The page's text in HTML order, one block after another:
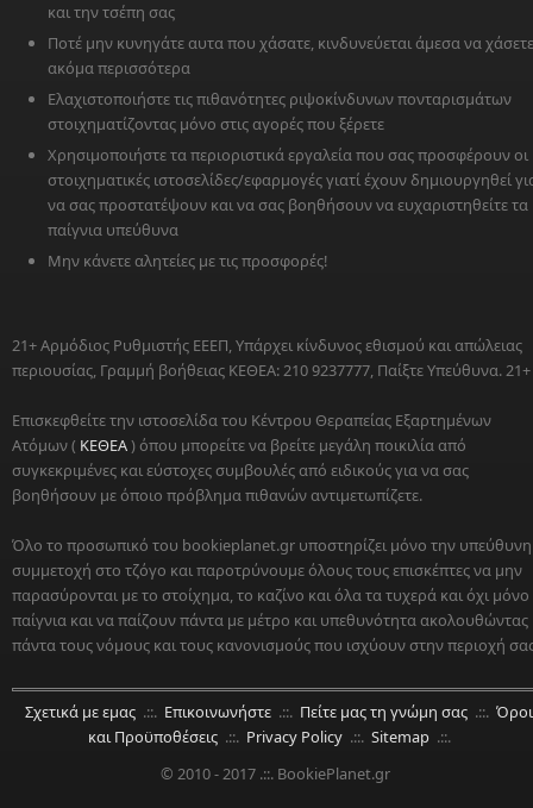
και την τσέπη σας
Ποτέ μην κυνηγάτε αυτα που χάσατε, κινδυνεύεται άμεσα να χάσετε
ακόμα περισσότερα
Ελαχιστοποιήστε τις πιθανότητες ριψοκίνδυνων πονταρισμάτων
στοιχηματίζοντας μόνο στις αγορές που ξέρετε
Χρησιμοποιήστε τα περιοριστικά εργαλεία που σας προσφέρουν οι
στοιχηματικές ιστοσελίδες/εφαρμογές γιατί έχουν δημιουργηθεί
να σας προστατέψουν και να σας βοηθήσουν να ευχαριστηθείτε τα
παίγνια υπεύθυνα
Μην κάνετε αλητείες με τις προσφορές!
21+ Αρμόδιος Ρυθμιστής ΕΕΕΠ, Υπάρχει κίνδυνος εθισμού και απώλειας
περιουσίας, Γραμμή βοήθειας ΚΕΘΕΑ: 210 9237777, Παίξτε Υπεύθυνα. 21+
Επισκεφθείτε την ιστοσελίδα του Κέντρου Θεραπείας Εξαρτημένων
Ατόμων ( ΚΕΘΕΑ) όπου μπορείτε να βρείτε μεγάλη ποικιλία από
συγκεκριμένες και εύστοχες συμβουλές από ειδικούς για να σας
βοηθήσουν με όποιο πρόβλημα πιθανών αντιμετωπίζετε.
Όλο το προσωπικό του bookieplanet.gr υποστηρίζει μόνο την υπεύθυνη
συμμετοχή στο τζόγο και παροτρύνουμε όλους τους επισκέπτες να μην
παρασύρονται με το στοίχημα, το καζίνο και όλα τα τυχερά και όχι μόνο
παίγνια και να παίζουν πάντα με μέτρο και υπεθυνότητα ακολουθώντας
πάντα τους νόμους και τους κανονισμούς που ισχύουν στην περιοχή
Σχετικά με εμας .::. Επικοινωνήστε .::. Πείτε μας τη γνώμη σας .::. Όροι
και Προϋποθέσεις .::. Privacy Policy .::. Sitemap .::.
© 2010 - 2017 .::. BookiePlanet.gr